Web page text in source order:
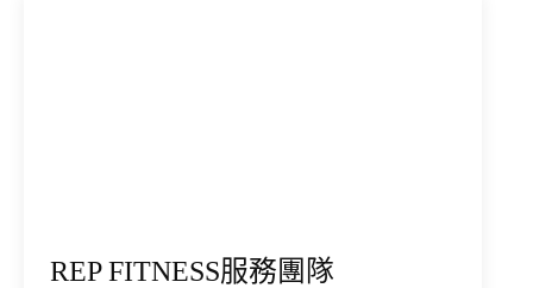
REP FITNESS服務團隊